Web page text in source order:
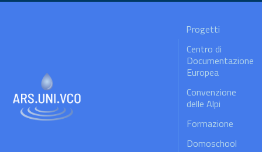
Progetti
Centro di
Documentazione
Europea
Convenzione
delle Alpi
Formazione
Domoschool